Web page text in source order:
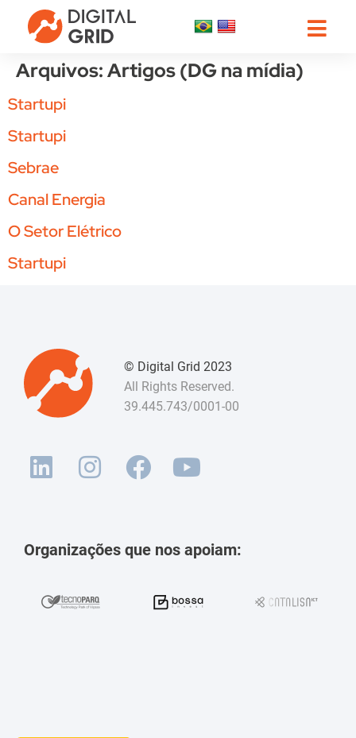
Arquivos:Artigos (DG na mídia)
Startupi
Startupi
Sebrae
Canal Energia
O Setor Elétrico
Startupi
© Digital Grid 2023
All Rights Reserved.
39.445.743/0001-00
Organizações que nos apoiam: